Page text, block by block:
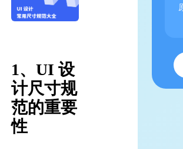
1、UI 设
计尺寸规
范的重要
性